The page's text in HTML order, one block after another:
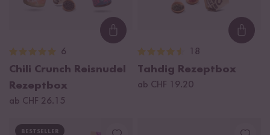
Loading...
6
Chili Crunch Reisnudel
Rezeptbox
ab CHF 26.15
18
Tahdig Rezeptbox
ab CHF 19.20
BESTSELLER